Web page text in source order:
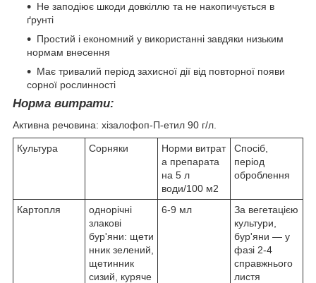
Не заподіює шкоди довкіллю та не накопичується в
ґрунті
Простий і економний у використанні завдяки низьким
нормам внесення
Має тривалий період захисної дії від повторної появи
сорної рослинності
Норма витрати:
Активна речовина: хізалофоп-П-етил 90 г/л.
Культура Сорняки
Норми витрат
а препарата
на 5 л
води/100 м2
Спосіб,
період
оброблення
Картопля
однорічні
злакові
бур'яни: щети
нник зелений,
щетинник
сизий, куряче
6-9 мл
За вегетацією
культури,
бур'яни — у
фазі 2-4
справжнього
листя